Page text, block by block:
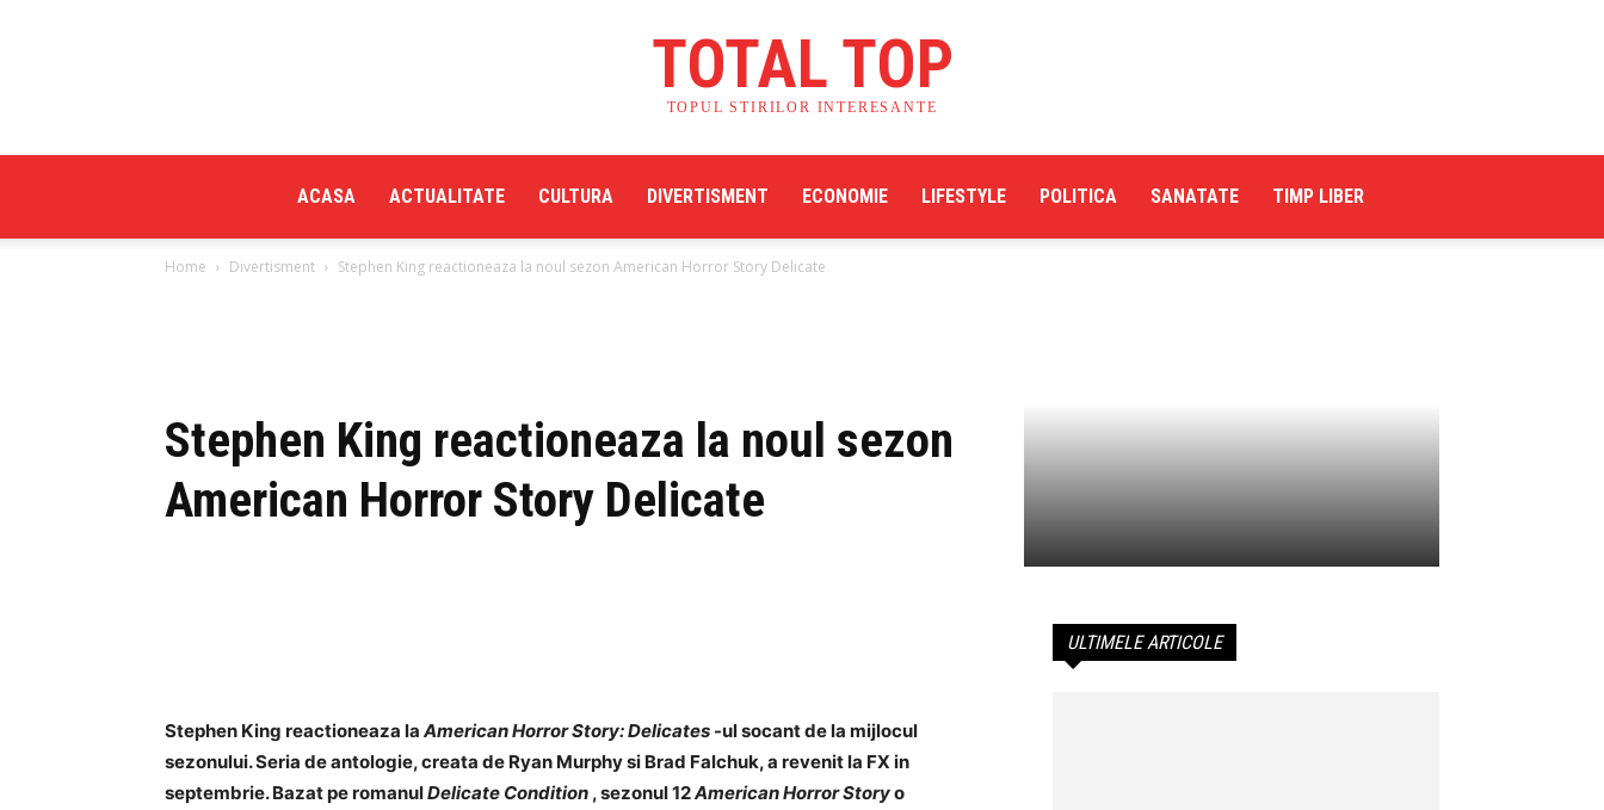
TOTAL TOP
TOPUL STIRILOR INTERESANTE
ACASA ACTUALITATE CULTURA DIVERTISMENT ECONOMIE LIFESTYLE POLITICA SANATATE TIMP LIBER
Home Divertisment Stephen King reactioneaza la noul sezon American Horror Story Delicate
Stephen King reactioneaza la noul sezon
American Horror Story Delicate
Stephen King reactioneaza la American Horror Story: Delicates -ul socant de la mijlocul
sezonului. Seria de antologie, creata de Ryan Murphy si Brad Falchuk, a revenit la FX in
septembrie. Bazat pe romanulDelicate Condition , sezonul 12American Horror Storyo
ULTIMELE ARTICOLE